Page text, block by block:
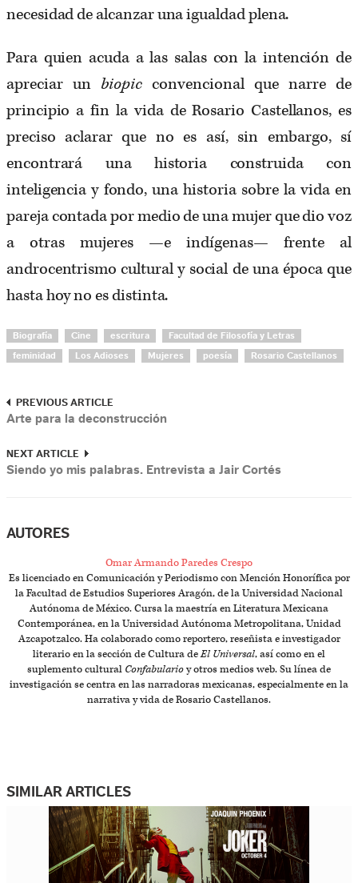
necesidad de alcanzar una igualdad plena.
Para quien acuda a las salas con la intención de
apreciar un biopicconvencional que narre de
principio a fin la vida de Rosario Castellanos, es
preciso aclarar que no es así, sin embargo, sí
encontrará una historia construida con
inteligencia y fondo, una historia sobre la vida en
pareja contada por medio de una mujer que dio voz
a otras mujeres —e indígenas— frente al
androcentrismo cultural y social de una época que
hasta hoy no es distinta.
Biografía Cine escritura Facultad de Filosofía y Letras
feminidad Los Adioses Mujeres poesía Rosario Castellanos
PREVIOUS ARTICLE
Arte para la deconstrucción
NEXT ARTICLE
Siendo yo mis palabras. Entrevista a Jair Cortés
AUTORES
Omar Armando Paredes Crespo
Es licenciado en Comunicación y Periodismo con Mención Honorífica por
la Facultad de Estudios Superiores Aragón, de la Universidad Nacional
Autónoma de México. Cursa la maestría en Literatura Mexicana
Contemporánea, en la Universidad Autónoma Metropolitana, Unidad
Azcapotzalco. Ha colaborado como reportero, reseñista e investigador
literario en la sección de Cultura deEl Universal, así como en el
suplemento cultural Confabularioy otros medios web. Su línea de
investigación se centra en las narradoras mexicanas, especialmente en la
narrativa y vida de Rosario Castellanos.
SIMILAR ARTICLES